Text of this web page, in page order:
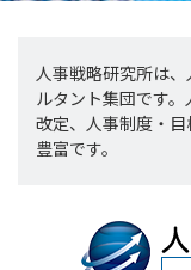
人事戦略研究所は
ルタント集団です
改定、人事制度・
豊富です。